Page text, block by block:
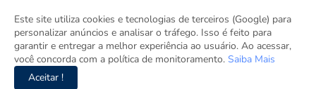
Home Sobre Contato
Sugestão de Pauta
Grupo Inova
Este site utiliza cookies e tecnologias de terceiros (Google) para
personalizar anúncios e analisar o tráfego. Isso é feito para
garantir e entregar a melhor experiência ao usuário. Ao acessar,
você concorda com a política de monitoramento. Saiba Mais
Aceitar !